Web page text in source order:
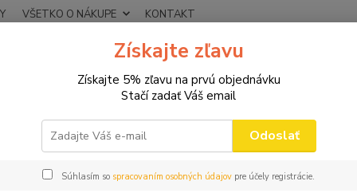
VŠETKO O NÁKUPE KONTAKT
VTIPNÉ TRIČKÁ DÁMSKE DÁMSKE TRIČKO Starnem ako víno
TRIČKO Starnem ako víno
Získajte zľavu
Získajte 5% zľavu na prvú objednávku
Stačí zadať Váš email
Odoslať
Súhlasím so spracovaním osobných údajov pre účely registrácie.